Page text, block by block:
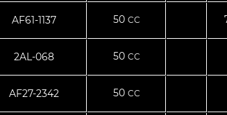
AF61-1137 50 CC
2AL-068 50 CC
AF27-2342 50 CC